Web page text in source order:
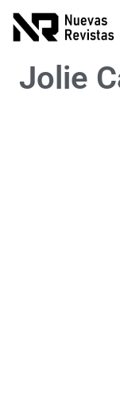
Jolie